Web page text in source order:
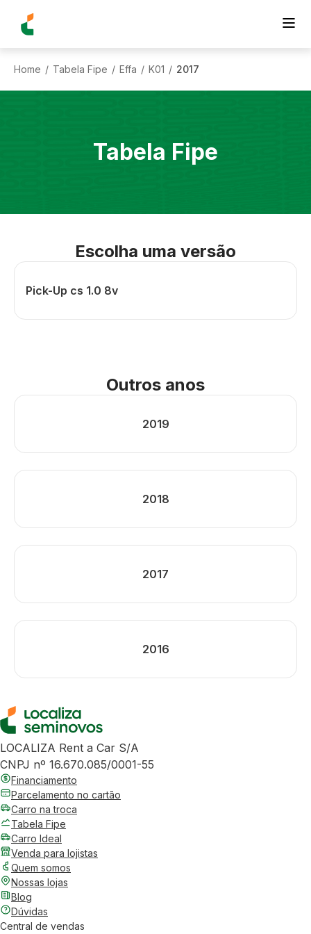
Home / Tabela Fipe / Effa / K01 / 2017
Tabela Fipe
Escolha uma versão
Pick-Up cs 1.0 8v
Outros anos
2019
2018
2017
2016
LOCALIZA Rent a Car S/A
CNPJ nº 16.670.085/0001-55
Financiamento
Parcelamento no cartão
Carro na troca
Tabela Fipe
Carro Ideal
Venda para lojistas
Quem somos
Nossas lojas
Blog
Dúvidas
Central de vendas